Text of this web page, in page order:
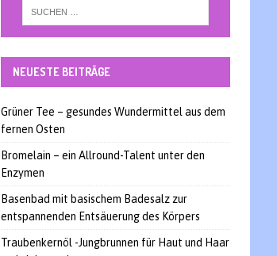
NEUESTE BEITRÄGE
Grüner Tee – gesundes Wundermittel aus dem
fernen Osten
Bromelain – ein Allround-Talent unter den
Enzymen
Basenbad mit basischem Badesalz zur
entspannenden Entsäuerung des Körpers
Traubenkernöl -Jungbrunnen für Haut und Haar